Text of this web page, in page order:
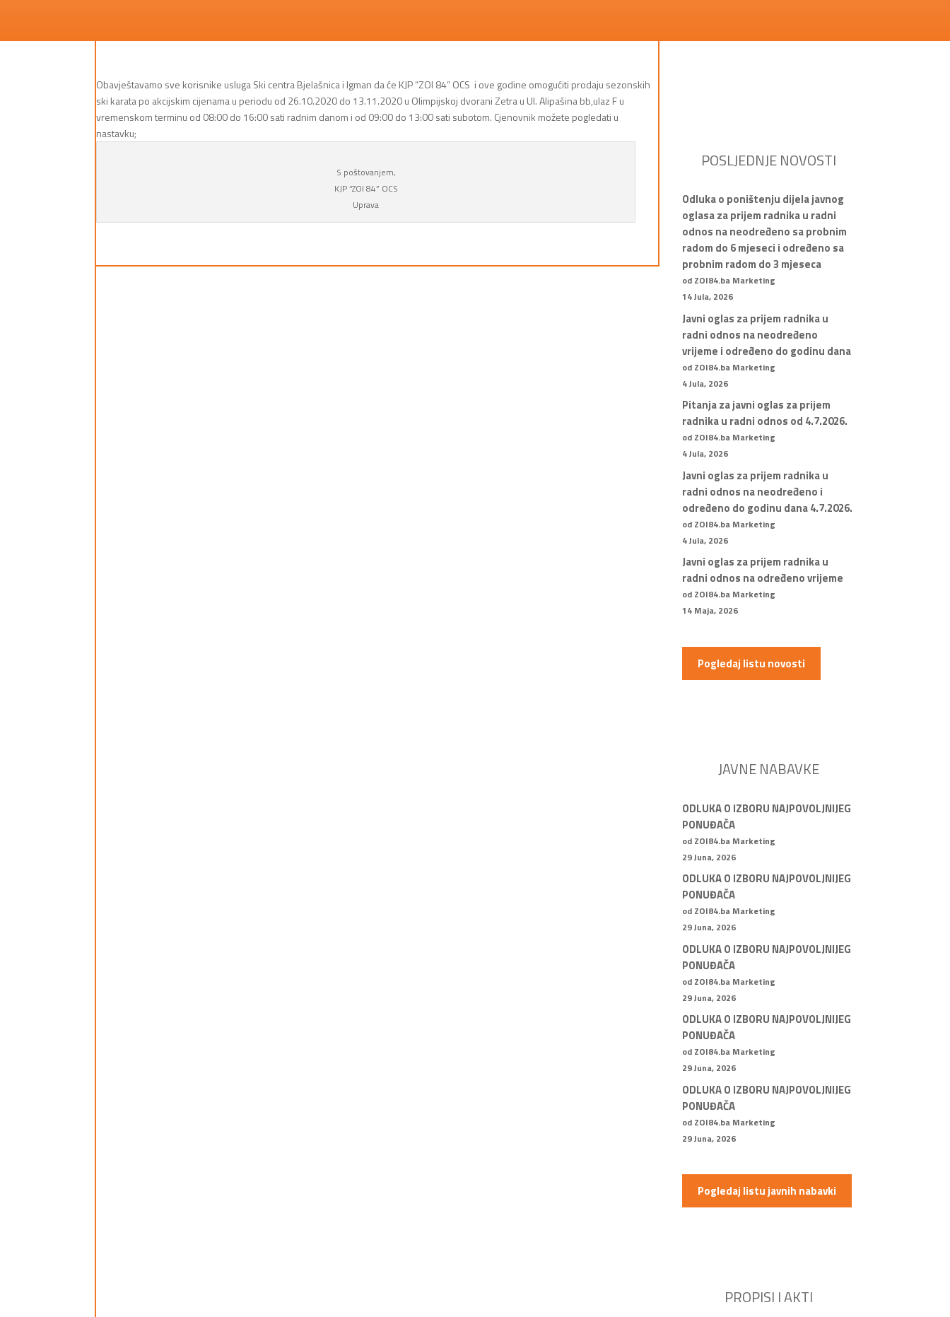
Obavještavamo sve korisnike usluga Ski centra Bjelašnica i Igman da će KJP “ZOI 84” OCS i ove godine omogućiti prodaju sezonskih
ski karata po akcijskim cijenama u periodu od 26.10.2020 do 13.11.2020 u Olimpijskoj dvorani Zetra u Ul. Alipašina bb,ulaz F u
vremenskom terminu od 08:00 do 16:00 sati radnim danom i od 09:00 do 13:00 sati subotom. Cjenovnik možete pogledati u
nastavku;
S poštovanjem,
KJP “ZOI 84” OCS
Uprava
POSLJEDNJE NOVOSTI
Odluka o poništenju dijela javnog
oglasa za prijem radnika u radni
odnos na neodređeno sa probnim
radom do 6 mjeseci i određeno sa
probnim radom do 3 mjeseca
od ZOI84.ba Marketing
14 Jula, 2026
Javni oglas za prijem radnika u
radni odnos na neodređeno
vrijeme i određeno do godinu dana
od ZOI84.ba Marketing
4 Jula, 2026
Pitanja za javni oglas za prijem
radnika u radni odnos od 4.7.2026.
od ZOI84.ba Marketing
4 Jula, 2026
Javni oglas za prijem radnika u
radni odnos na neodređeno i
određeno do godinu dana 4.7.2026.
od ZOI84.ba Marketing
4 Jula, 2026
Javni oglas za prijem radnika u
radni odnos na određeno vrijeme
od ZOI84.ba Marketing
14 Maja, 2026
Pogledaj listu novosti
JAVNE NABAVKE
ODLUKA O IZBORU NAJPOVOLJNIJEG
PONUĐAČA
od ZOI84.ba Marketing
29 Juna, 2026
ODLUKA O IZBORU NAJPOVOLJNIJEG
PONUĐAČA
od ZOI84.ba Marketing
29 Juna, 2026
ODLUKA O IZBORU NAJPOVOLJNIJEG
PONUĐAČA
od ZOI84.ba Marketing
29 Juna, 2026
ODLUKA O IZBORU NAJPOVOLJNIJEG
PONUĐAČA
od ZOI84.ba Marketing
29 Juna, 2026
ODLUKA O IZBORU NAJPOVOLJNIJEG
PONUĐAČA
od ZOI84.ba Marketing
29 Juna, 2026
Pogledaj listu javnih nabavki
PROPISI I AKTI